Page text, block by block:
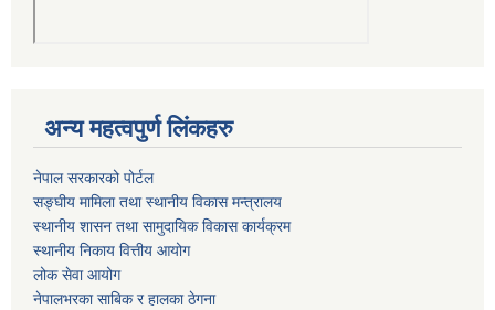
अन्य महत्वपुर्ण लिंकहरु
नेपाल सरकारको पोर्टल
सङ्घीय मामिला तथा स्थानीय विकास मन्त्रालय
स्थानीय शासन तथा सामुदायिक विकास कार्यक्रम
स्थानीय निकाय वित्तीय आयोग
लोक सेवा आयोग
नेपालभरका साबिक र हालका ठेगना